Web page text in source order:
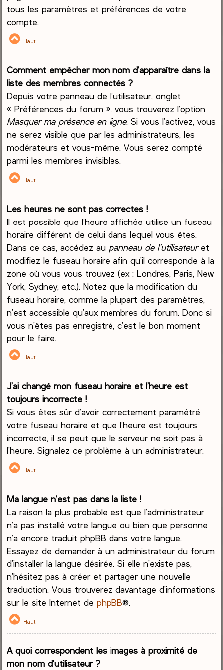
tous les paramètres et préférences de votre
compte.
Haut
Comment empêcher mon nom d’apparaître dans la
liste des membres connectés ?
Depuis votre panneau de l’utilisateur, onglet
« Préférences du forum », vous trouverez l’option
Masquer ma présence en ligne. Si vous l’activez, vous
ne serez visible que par les administrateurs, les
modérateurs et vous-même. Vous serez compté
parmi les membres invisibles.
Haut
Les heures ne sont pas correctes !
Il est possible que l’heure affichée utilise un fuseau
horaire différent de celui dans lequel vous êtes.
Dans ce cas, accédez au panneau de l’utilisateuret
modifiez le fuseau horaire afin qu’il corresponde à la
zone où vous vous trouvez (ex : Londres, Paris, New
York, Sydney, etc.). Notez que la modification du
fuseau horaire, comme la plupart des paramètres,
n’est accessible qu’aux membres du forum. Donc si
vous n’êtes pas enregistré, c’est le bon moment
pour le faire.
Haut
J’ai changé mon fuseau horaire et l’heure est
toujours incorrecte !
Si vous êtes sûr d’avoir correctement paramétré
votre fuseau horaire et que l’heure est toujours
incorrecte, il se peut que le serveur ne soit pas à
l’heure. Signalez ce problème à un administrateur.
Haut
Ma langue n’est pas dans la liste !
La raison la plus probable est que l’administrateur
n’a pas installé votre langue ou bien que personne
n’a encore traduit phpBB dans votre langue.
Essayez de demander à un administrateur du forum
d’installer la langue désirée. Si elle n’existe pas,
n’hésitez pas à créer et partager une nouvelle
traduction. Vous trouverez davantage d’informations
sur le site Internet dephpBB®.
Haut
A quoi correspondent les images à proximité de
mon nom d’utilisateur ?